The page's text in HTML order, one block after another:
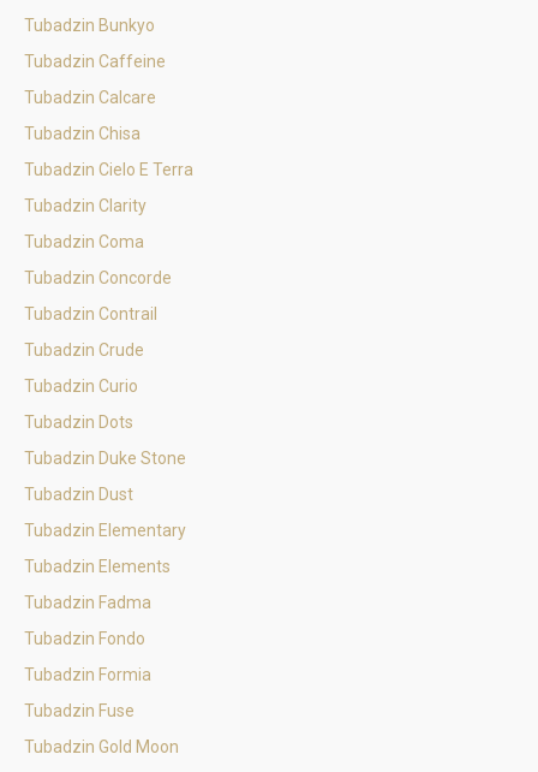
Tubadzin Bunkyo
Tubadzin Caffeine
Tubadzin Calcare
Tubadzin Chisa
Tubadzin Cielo E Terra
Tubadzin Clarity
Tubadzin Coma
Tubadzin Concorde
Tubadzin Contrail
Tubadzin Crude
Tubadzin Curio
Tubadzin Dots
Tubadzin Duke Stone
Tubadzin Dust
Tubadzin Elementary
Tubadzin Elements
Tubadzin Fadma
Tubadzin Fondo
Tubadzin Formia
Tubadzin Fuse
Tubadzin Gold Moon